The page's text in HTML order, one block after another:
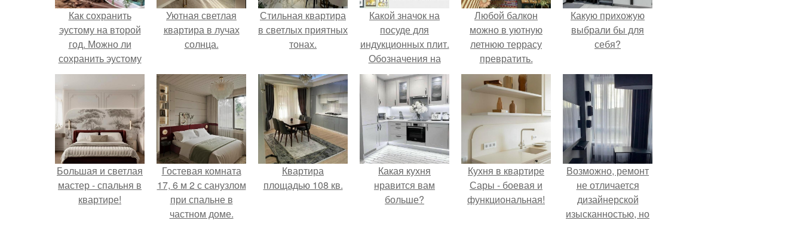
Как сохранить
эустому на второй
год. Можно ли
сохранить эустому
на второй год?
Когда она цветет?
Уютная светлая
квартира в лучах
солнца.
Стильная квартира
в светлых приятных
тонах.
Какой значок на
посуде для
индукционных плит.
Обозначения на
посуде и их
расшифровка
Любой балкон
можно в уютную
летнюю террасу
превратить.
Какую прихожую
выбрали бы для
себя?
Большая и светлая
мастер - спальня в
квартире!
Гостевая комната
17, 6 м 2 с санузлом
при спальне в
частном доме.
Квартира
площадью 108 кв.
Какая кухня
нравится вам
больше?
Кухня в квартире
Сары - боевая и
функциональная!
Возможно, ремонт
не отличается
дизайнерской
изысканностью, но